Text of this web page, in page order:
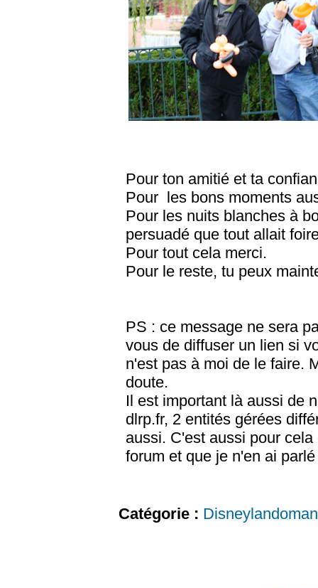
Pour ton amitié et ta
Pour les bons moments
Pour les nuits blanches à
persuadé que tout allait
Pour tout cela merci.
Pour le reste, tu peux
PS : ce message ne sera
vous de diffuser un lien si
n'est pas à moi de le faire.
doute.
Il est important là aussi de
dlrp.fr, 2 entités gérées
aussi. C'est aussi pour
forum et que je n'en ai
Catégorie :